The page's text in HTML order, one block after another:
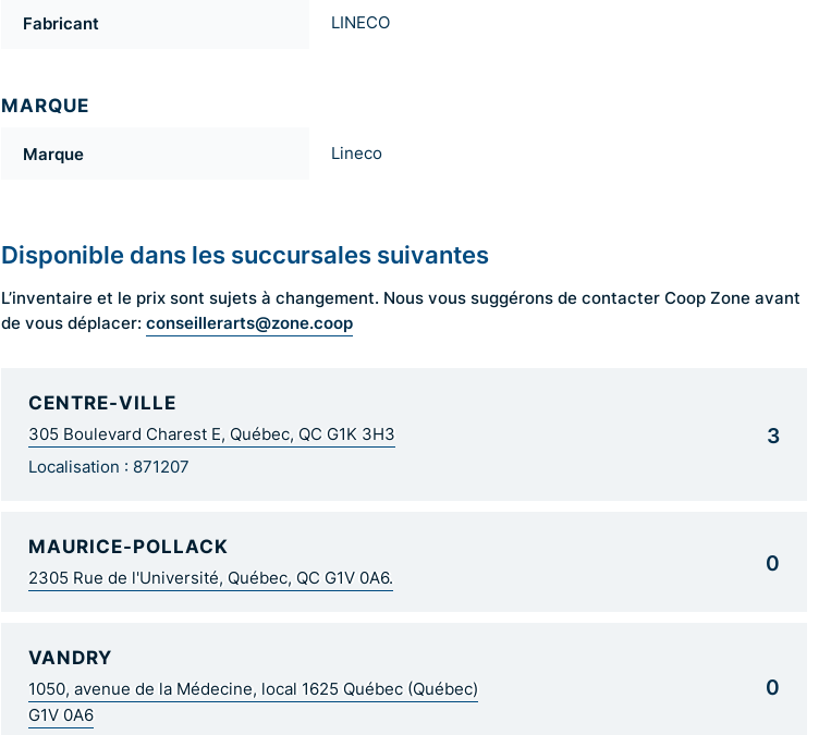
Fabricant LINECO
MARQUE
Marque Lineco
Disponible dans les succursales suivantes
L’inventaire et le prix sont sujets à changement. Nous vous suggérons de contacter Coop Zone avant
de vous déplacer: conseillerarts@zone.coop
CENTRE-VILLE
305 Boulevard Charest E, Québec, QC G1K 3H3
Localisation : 871207
3
MAURICE-POLLACK
2305 Rue de l'Université, Québec, QC G1V 0A6.
0
VANDRY
1050, avenue de la Médecine, local 1625 Québec (Québec)
G1V 0A6
0